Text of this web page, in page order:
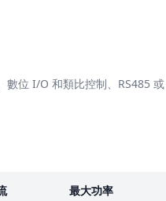
位 I/O 和類比控制、RS485
最大功率